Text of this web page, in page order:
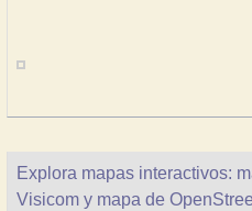
Explora mapas interactivos:
Visicom y mapa de